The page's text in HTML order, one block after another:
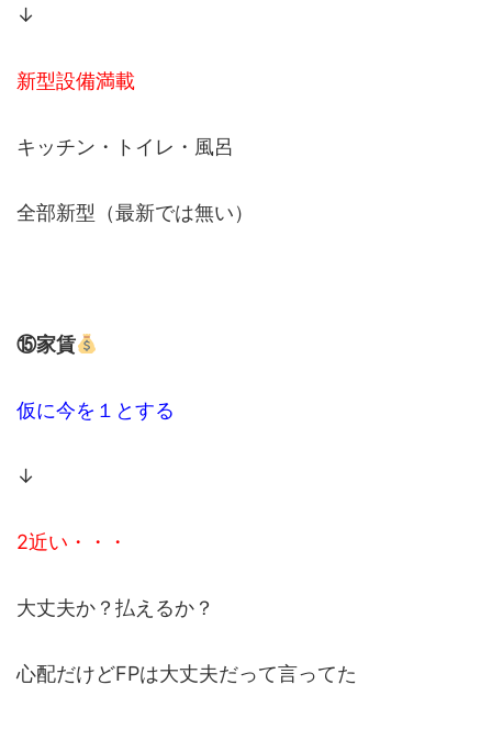
↓
新型設備満載
キッチン・トイレ・風呂
全部新型（最新では無い）
⑮家賃
仮に今を１とする
↓
2近い・・・
大丈夫か？払えるか？
心配だけどFPは大丈夫だって言ってた